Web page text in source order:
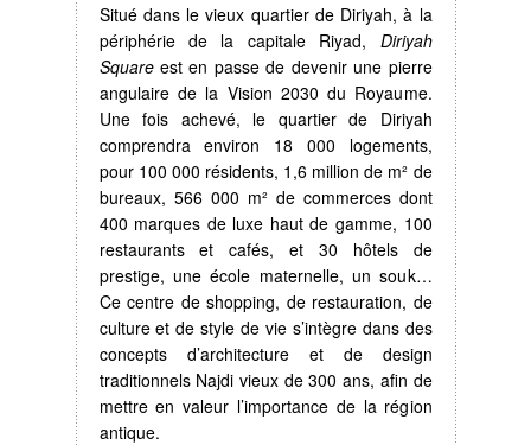
Situé dans le vieux quartier de Diriyah, à la
périphérie de la capitale Riyad, Diriyah
Squareest en passe de devenir une pierre
angulaire de la Vision 2030 du Royaume.
Une fois achevé, le quartier de Diriyah
comprendra environ 18 000 logements,
pour 100 000 résidents, 1,6 million de m² de
bureaux, 566 000 m² de commerces dont
400 marques de luxe haut de gamme, 100
restaurants et cafés, et 30 hôtels de
prestige, une école maternelle, un souk…
Ce centre de shopping, de restauration, de
culture et de style de vie s’intègre dans des
concepts d’architecture et de design
traditionnels Najdi vieux de 300 ans, afin de
mettre en valeur l’importance de la région
antique.